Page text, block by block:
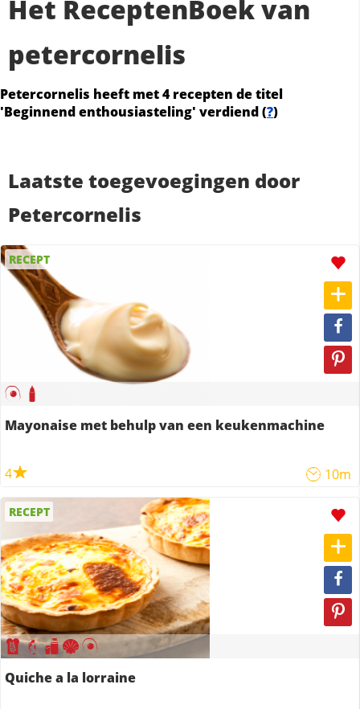
Het ReceptenBoek van
petercornelis
Petercornelis heeft met 4 recepten de titel
'Beginnend enthousiasteling' verdiend (?)
Laatste toegevoegingen door
Petercornelis
RECEPT
Mayonaise met behulp van een keukenmachine
4 10m
RECEPT
Quiche a la lorraine